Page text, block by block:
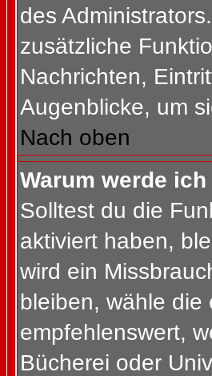
des
zusätzliche
Nachrichten,
Augenblicke, um
Nach oben
Warum werde
Solltest du die
aktiviert haben,
wird ein
bleiben, wähle
empfehlenswert,
Bücherei oder